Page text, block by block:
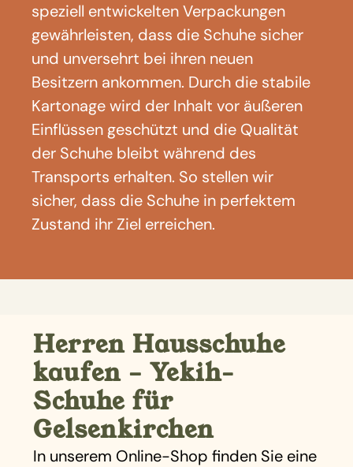
speziell entwickelten Verpackungen
gewährleisten, dass die Schuhe sicher
und unversehrt bei ihren neuen
Besitzern ankommen. Durch die stabile
Kartonage wird der Inhalt vor äußeren
Einflüssen geschützt und die Qualität
der Schuhe bleibt während des
Transports erhalten. So stellen wir
sicher, dass die Schuhe in perfektem
Zustand ihr Ziel erreichen.
Herren Hausschuhe
kaufen – Yekih-
Schuhe für
Gelsenkirchen
In unserem Online-Shop finden Sie eine